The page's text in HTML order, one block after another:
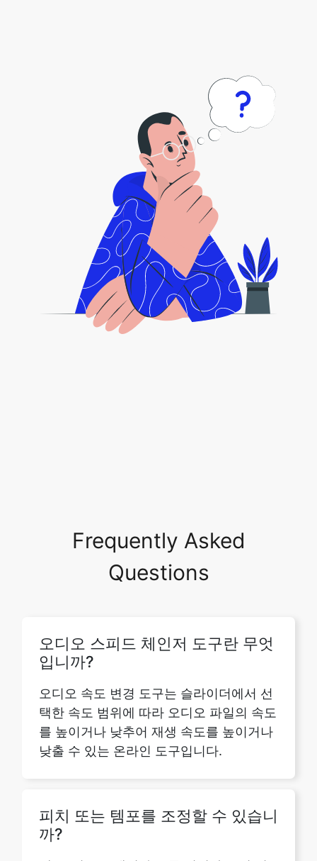
오디오 스피드 체인저 도구란 무엇
택한 속도 범위에 따라 오디오 파일의 속도
를 높이거나 낮추어 재생 속도를 높이거나
낮출 수 있는 온라인 도구입니다.
피치 또는 템포를 조정할 수 있습니
에도 온라인 스피드 체인저에서 피치 또는
템포를 조정할 수 있습니다.